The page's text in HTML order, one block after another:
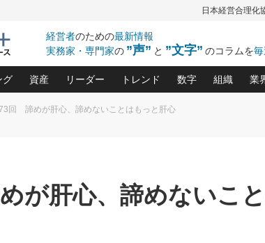
日本経営合理化
経営者のための最新情報
実務家・専門家の ”声” と ”文字” のコラムを毎
戦略(96)
善」横田尚哉氏(5)
・クリニック(240)
しながら利益を上げる経営」の極意
グ
の玉手箱(9)
資産
中国経済の最新動向(204)
事業承継の前に、決めておきたい、知っておきたい
リーダー
ピョートル・F・グジバチの『経営戦略の
トレンド
北村森の「今月のヒット商品
数字
おカネが残る決
会社を守り抜くた
強い決算書の会社
組織
職場の生
賃金決定
顧客・
業
回 諦めが肝心、諦めないことはもっと肝心
が肝心、諦めないこ